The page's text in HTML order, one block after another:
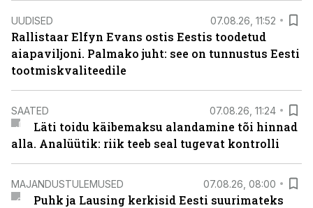
UUDISED 07.08.26, 11:52
Rallistaar Elfyn Evans ostis Eestis toodetud
aiapaviljoni. Palmako juht: see on tunnustus Eesti
tootmiskvaliteedile
SAATED 07.08.26, 11:24
Läti toidu käibemaksu alandamine tõi hinnad
alla. Analüütik: riik teeb seal tugevat kontrolli
MAJANDUSTULEMUSED 07.08.26, 08:00
Puhk ja Lausing kerkisid Eesti suurimateks